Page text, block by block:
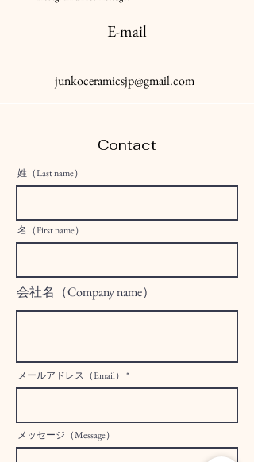
E-mail
junkoceramicsjp@gmail.com
Contact
姓（Last name）
名（First name）
会社名（Company name）
メールアドレス（Email）
メッセージ（Message）